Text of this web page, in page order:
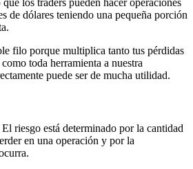
de dólares teniendo una pequeña porción
filo porque multiplica tanto tus pérdidas
toda herramienta a nuestra
puede ser de mucha utilidad.
riesgo está determinado por la cantidad
en una operación y por la